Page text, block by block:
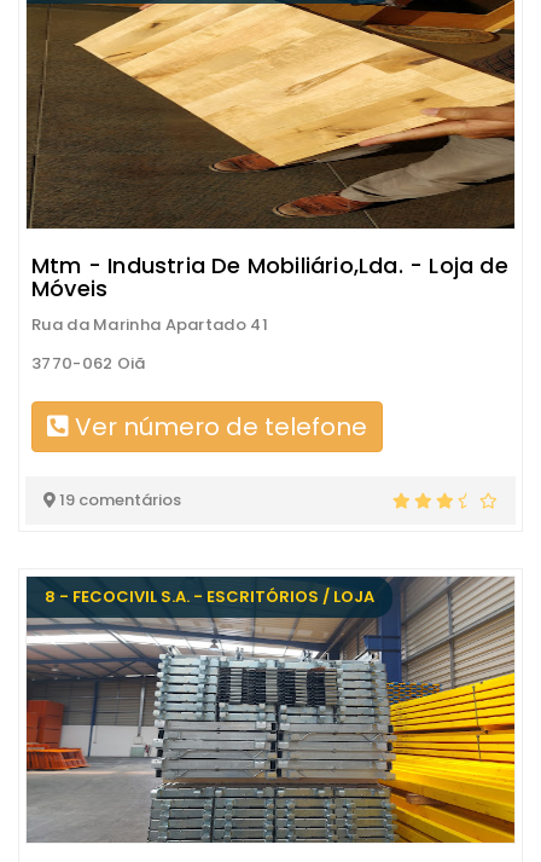
Mtm - Industria De Mobiliário,Lda. - Loja de
Móveis
Rua da Marinha Apartado 41
3770-062 Oiã
Ver número de telefone
19 comentários
8 - FECOCIVIL S.A. - ESCRITÓRIOS / LOJA